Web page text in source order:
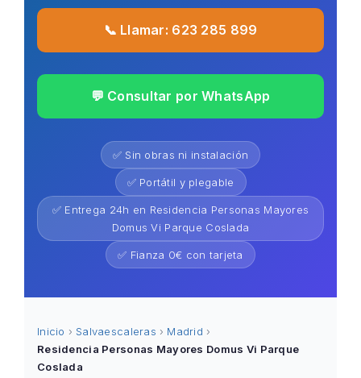
📞 Llamar: 623 285 899
💬 Consultar por WhatsApp
✅ Sin obras ni instalación
✅ Portátil y plegable
✅ Entrega 24h en Residencia Personas Mayores
Domus Vi Parque Coslada
✅ Fianza 0€ con tarjeta
Inicio › Salvaescaleras › Madrid ›
Residencia Personas Mayores Domus Vi Parque
Coslada